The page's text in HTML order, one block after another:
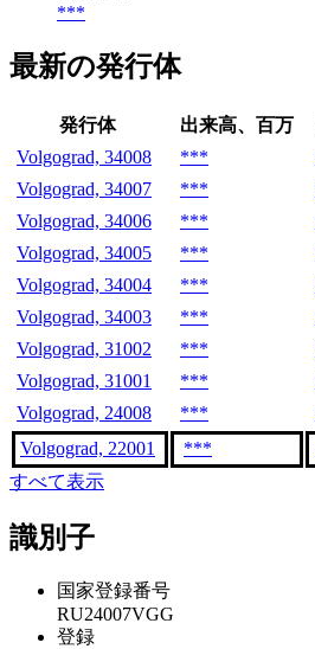
***
最新の発行体
発行体 出来高、百万
Volgograd, 34008
***
Volgograd, 34007
***
Volgograd, 34006
***
Volgograd, 34005
***
Volgograd, 34004
***
Volgograd, 34003
***
Volgograd, 31002
***
Volgograd, 31001
***
Volgograd, 24008
***
Volgograd, 22001
***
すべて表示
識別子
国家登録番号
RU24007VGG
登録